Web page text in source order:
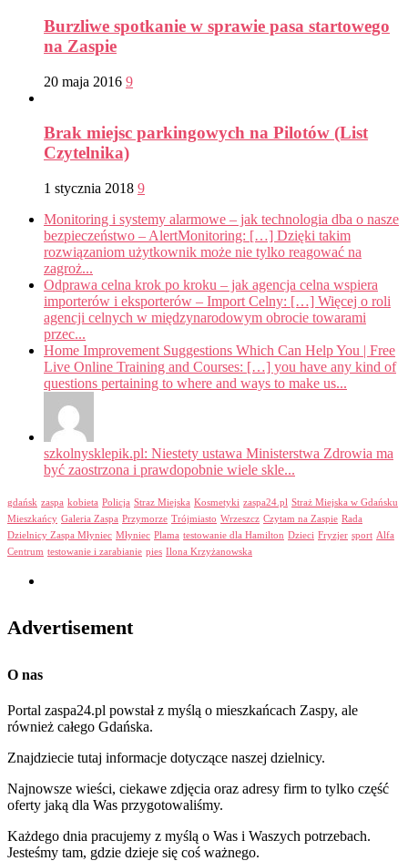
Burzliwe spotkanie w sprawie pasa startowego
na Zaspie
20 maja 2016 9
Brak miejsc parkingowych na Pilotów (List
Czytelnika)
1 stycznia 2018 9
Monitoring i systemy alarmowe – jak technologia dba o nasze
bezpieczeństwo – AlertMonitoring: […] Dzięki takim
rozwiązaniom użytkownik może nie tylko reagować na
zagroż...
Odprawa celna krok po kroku – jak agencja celna wspiera
importerów i eksporterów – Import Celny: […] Więcej o roli
agencji celnych w międzynarodowym obrocie towarami
przec...
Home Improvement Suggestions Which Can Help You | Free
Live Online Training and Courses: […] you have any kind of
questions pertaining to where and ways to make us...
szkolnysklepik.pl: Niestety ustawa Ministerstwa Zdrowia ma
być zaostrzona i prawdopobnie wiele skle...
gdańsk zaspa kobieta Policja Straz Miejska Kosmetyki zaspa24.pl Straż Miejska w Gdańsku
Mieszkańcy Galeria Zaspa Przymorze Trójmiasto Wrzeszcz Czytam na Zaspie Rada
Dzielnicy Zaspa Młyniec Młyniec Plama testowanie dla Hamilton Dzieci Fryzjer sport Alfa
Centrum testowanie i zarabianie pies Ilona Krzyżanowska
Advertisement
O nas
Portal zaspa24.pl powstał z myślą o mieszkańcach Zaspy, ale
również całego Gdańska.
Znajdziecie tutaj informacje dotyczące naszej dzielnicy.
Najnowsze wieści, ciekawe zdjęcia oraz adresy firm to tylko część
oferty jaką dla Was przygotowaliśmy.
Każdego dnia pracujemy z myślą o Was i Waszych potrzebach.
Jesteśmy tam, gdzie dzieje się coś ważnego.